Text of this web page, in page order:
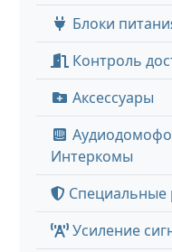
Блоки
Контроль
Аксессуары
Интеркомы
Специальные
Усиление